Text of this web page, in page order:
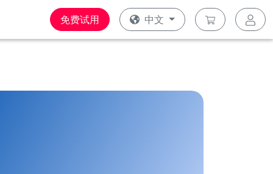
免费试用 中文